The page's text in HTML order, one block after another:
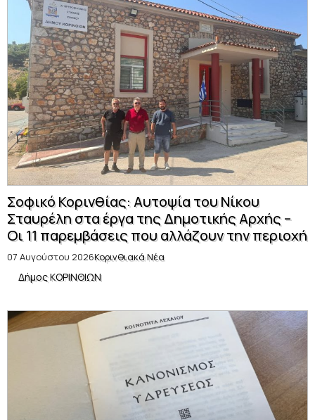
Σοφικό Κορινθίας: Αυτοψία του Νίκου
Σταυρέλη στα έργα της Δημοτικής Αρχής –
Οι 11 παρεμβάσεις που αλλάζουν την περιοχή
07 Αυγούστου 2026Κορινθιακά Νέα
Δήμος ΚΟΡΙΝΘΙΩΝ